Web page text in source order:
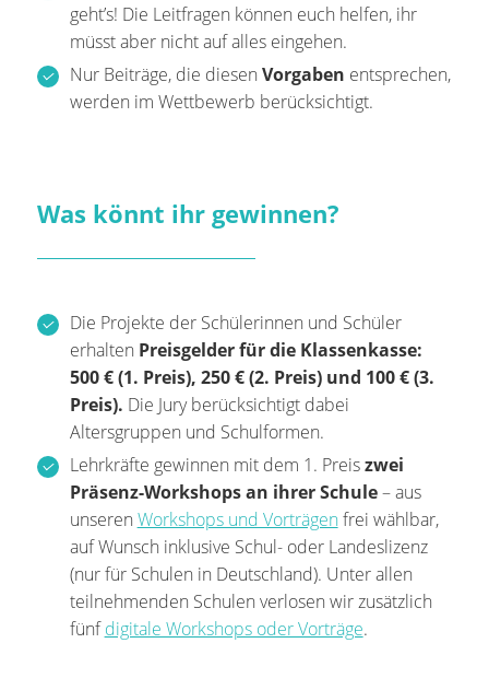
geht’s! Die Leitfragen können euch helfen, ihr
müsst aber nicht auf alles eingehen.
Nur Beiträge, die diesen Vorgaben entsprechen,
werden im Wettbewerb berücksichtigt.
Was könnt ihr gewinnen?
Die Projekte der Schülerinnen und Schüler
erhalten Preisgelder für die Klassenkasse:
500 € (1. Preis), 250 € (2. Preis) und 100 € (3.
Preis). Die Jury berücksichtigt dabei
Altersgruppen und Schulformen.
Lehrkräfte gewinnen mit dem 1. Preiszwei
Präsenz-Workshops an ihrer Schule– aus
unseren Workshops und Vorträgenfrei wählbar,
auf Wunsch inklusive Schul- oder Landeslizenz
(nur für Schulen in Deutschland). Unter allen
teilnehmenden Schulen verlosen wir zusätzlich
fünfdigitale Workshops oder Vorträge.